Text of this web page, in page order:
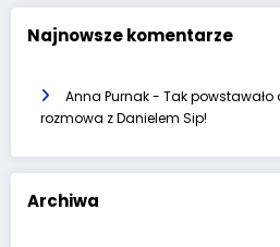
Najnowsze komentarze
Anna Purnak- Tak powstawało
rozmowa z Danielem Sip!
Archiwa